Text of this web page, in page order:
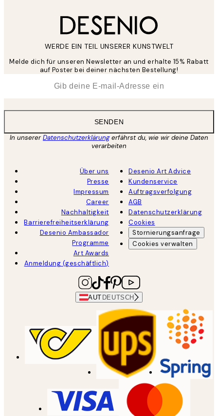
WERDE EIN TEIL UNSERER KUNSTWELT
Melde dich für unseren Newsletter an und erhalte 15% Rabatt
auf Poster bei deiner nächsten Bestellung!
SENDEN
In unsererDatenschutzerklärungerfährst du, wie wir deine Daten
verarbeiten
Über uns
Presse
Impressum
Career
Nachhaltigkeit
Barrierefreiheitserklärung
Desenio Ambassador
Programme
Art Awards
Anmeldung (geschäftlich)
Desenio Art Advice
Kundenservice
Auftragsverfolgung
AGB
Datenschutzerklärung
Cookies
Stornierungsanfrage
Cookies verwalten
AUT DEUTSCH